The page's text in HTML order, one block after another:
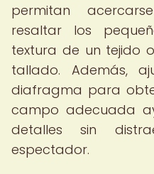
permitan
resaltar los
textura de un tejido
tallado. Además,
diafragma para
campo adecuada
detalles sin
espectador.